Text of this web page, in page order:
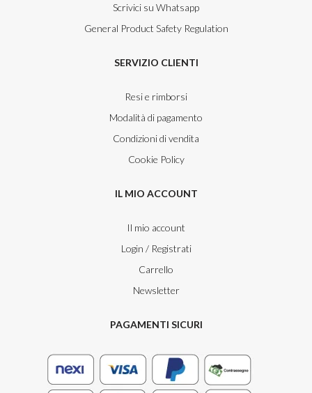
Scrivici su Whatsapp
General Product Safety Regulation
SERVIZIO CLIENTI
Resi e rimborsi
Modalità di pagamento
Condizioni di vendita
Cookie Policy
IL MIO ACCOUNT
Il mio account
Login / Registrati
Carrello
Newsletter
PAGAMENTI SICURI